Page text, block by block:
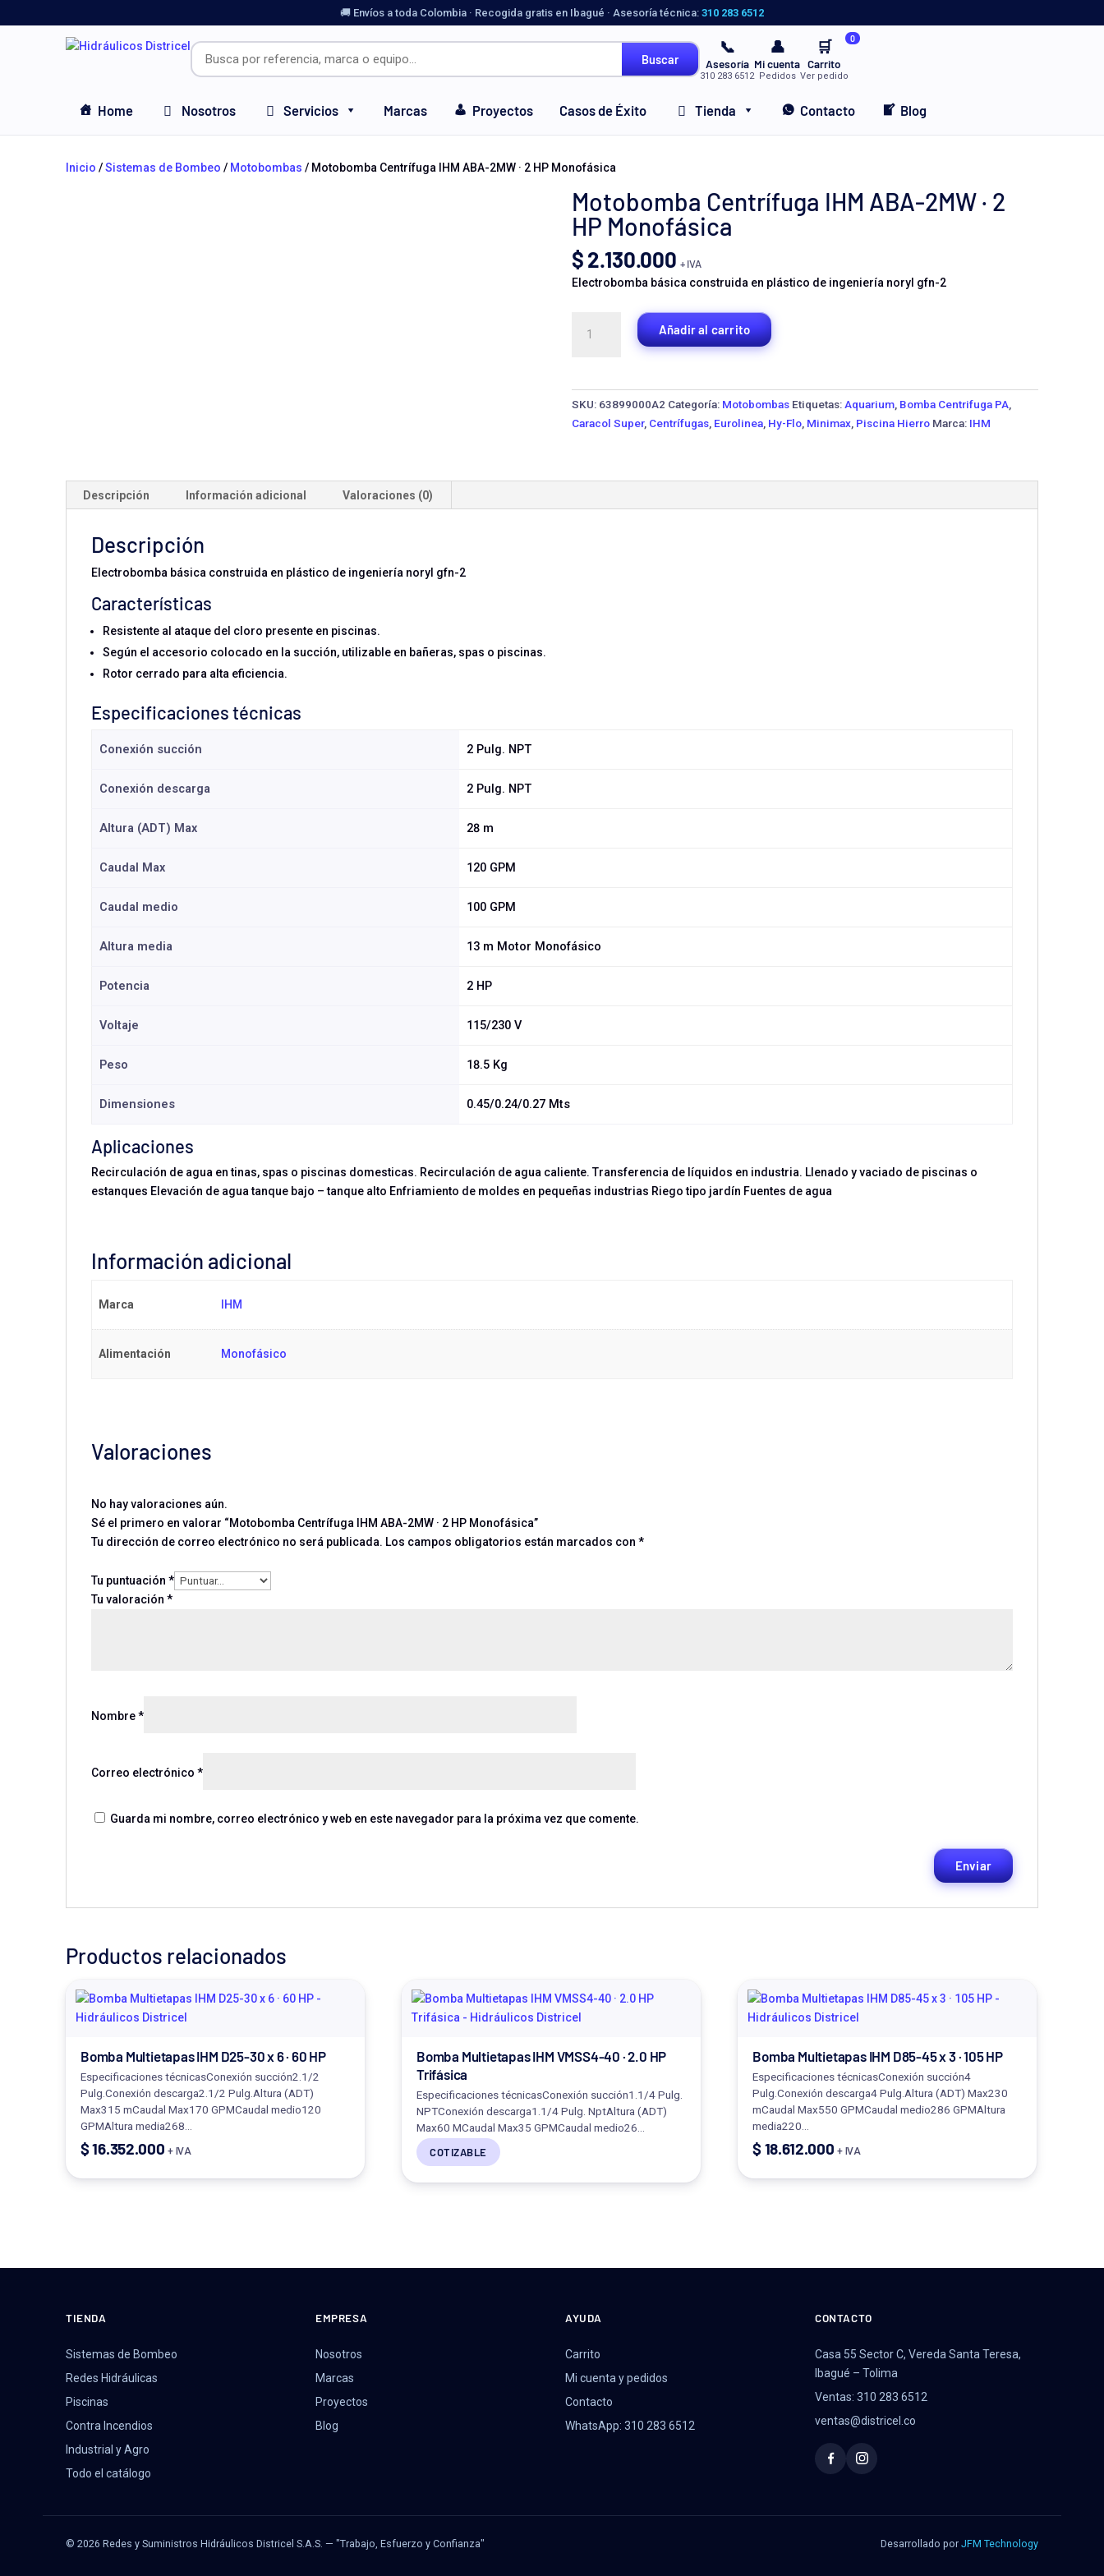
🚚 Envíos a toda Colombia · Recogida gratis en Ibagué · Asesoría técnica: 310 283 6512
Buscar
📞
Asesoría
310 283 6512
👤
Mi cuenta
Pedidos
🛒 0
Carrito
Ver pedido
Home Nosotros Servicios Marcas Proyectos Casos de Éxito Tienda Contacto Blog
Inicio /Sistemas de Bombeo / Motobombas / Motobomba Centrífuga IHM ABA-2MW · 2 HP Monofásica
Motobomba Centrífuga IHM ABA-2MW · 2
HP Monofásica
$2.130.000 + IVA
Electrobomba básica construida en plástico de ingeniería noryl gfn-2
Centrífuga
Añadir al carrito
SKU: 63899000A2 Categoría: Motobombas Etiquetas: Aquarium, Bomba Centrifuga PA,
Caracol Super, Centrífugas, Eurolinea, Hy-Flo, Minimax, Piscina Hierro Marca: IHM
Descripción Información adicional Valoraciones (0)
Descripción
Electrobomba básica construida en plástico de ingeniería noryl gfn-2
Características
Resistente al ataque del cloro presente en piscinas.
Según el accesorio colocado en la succión, utilizable en bañeras, spas o piscinas.
Rotor cerrado para alta eficiencia.
Especificaciones técnicas
Conexión succión 2 Pulg. NPT
Conexión descarga 2 Pulg. NPT
Altura (ADT) Max 28 m
Caudal Max 120 GPM
Caudal medio 100 GPM
Altura media 13 m Motor Monofásico
Potencia 2 HP
Voltaje 115/230 V
Peso 18.5 Kg
Dimensiones 0.45/0.24/0.27 Mts
Aplicaciones
Recirculación de agua en tinas, spas o piscinas domesticas. Recirculación de agua caliente. Transferencia de líquidos en industria. Llenado y vaciado de piscinas o
estanques Elevación de agua tanque bajo – tanque alto Enfriamiento de moldes en pequeñas industrias Riego tipo jardín Fuentes de agua
Información adicional
Marca IHM
Alimentación Monofásico
Valoraciones
No hay valoraciones aún.
Sé el primero en valorar “Motobomba Centrífuga IHM ABA-2MW · 2 HP Monofásica”
Tu dirección de correo electrónico no será publicada. Los campos obligatorios están marcados con *
Tu puntuación *
Tu valoración *
Nombre*
Correo electrónico *
Guarda mi nombre, correo electrónico y web en este navegador para la próxima vez que comente.
Productos relacionados
Bomba Multietapas IHM D25-30 x 6 · 60 HP
Especificaciones técnicasConexión succión2.1/2
Pulg.Conexión descarga2.1/2 Pulg.Altura (ADT)
Max315 mCaudal Max170 GPMCaudal medio120
GPMAltura media268…
$16.352.000 + IVA
Bomba Multietapas IHM VMSS4-40 · 2.0 HP
Trifásica
Especificaciones técnicasConexión succión1.1/4 Pulg.
NPTConexión descarga1.1/4 Pulg. NptAltura (ADT)
Max60 MCaudal Max35 GPMCaudal medio26…
COTIZABLE
Bomba Multietapas IHM D85-45 x 3 · 105 HP
Especificaciones técnicasConexión succión4
Pulg.Conexión descarga4 Pulg.Altura (ADT) Max230
mCaudal Max550 GPMCaudal medio286 GPMAltura
media220…
$ 18.612.000 + IVA
TIENDA
Sistemas de Bombeo
Redes Hidráulicas
Piscinas
Contra Incendios
Industrial y Agro
Todo el catálogo
EMPRESA
Nosotros
Marcas
Proyectos
Blog
AYUDA
Carrito
Mi cuenta y pedidos
Contacto
WhatsApp: 310 283 6512
CONTACTO
Casa 55 Sector C, Vereda Santa Teresa,
Ibagué – Tolima
Ventas: 310 283 6512
ventas@districel.co
© 2026 Redes y Suministros Hidráulicos Districel S.A.S. — "Trabajo, Esfuerzo y Confianza" Desarrollado por JFM Technology